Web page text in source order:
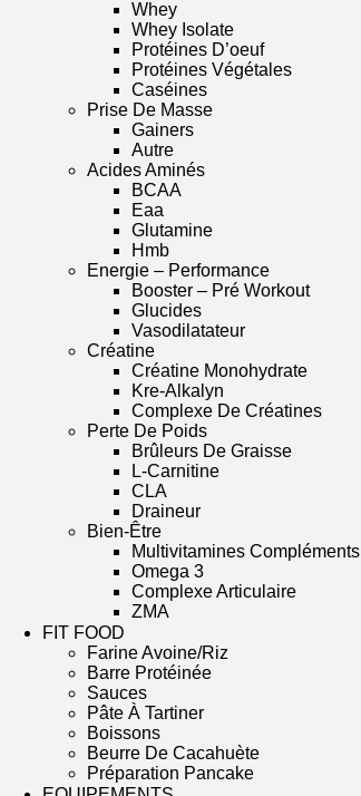
Whey
Whey Isolate
Protéines D’oeuf
Protéines Végétales
Caséines
Prise De Masse
Gainers
Autre
Acides Aminés
BCAA
Eaa
Glutamine
Hmb
Energie – Performance
Booster – Pré Workout
Glucides
Vasodilatateur
Créatine
Créatine Monohydrate
Kre-Alkalyn
Complexe De Créatines
Perte De Poids
Brûleurs De Graisse
L-Carnitine
CLA
Draineur
Bien-Être
Multivitamines Compléments
Omega 3
Complexe Articulaire
ZMA
FIT FOOD
Farine Avoine/Riz
Barre Protéinée
Sauces
Pâte À Tartiner
Boissons
Beurre De Cacahuète
Préparation Pancake